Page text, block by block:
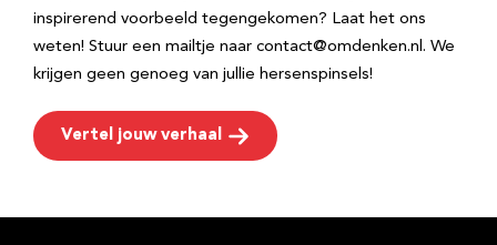
inspirerend voorbeeld tegengekomen? Laat het ons
weten! Stuur een mailtje naar contact@omdenken.nl. We
krijgen geen genoeg van jullie hersenspinsels!
Vertel jouw verhaal